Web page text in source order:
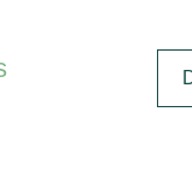
plein sud
une
salle de bains et
une place de parking